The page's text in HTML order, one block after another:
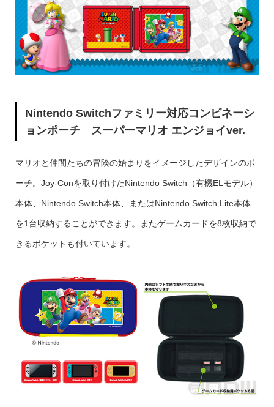
Nintendo Switchファミリー対応コンビネーシ
ョンポーチ スーパーマリオ エンジョイver.
マリオと仲間たちの冒険の始まりをイメージしたデザインのポ
ーチ。Joy-Conを取り付けたNintendo Switch（有機ELモデル）
本体、Nintendo Switch本体、またはNintendo Switch Lite本体
を1台収納することができます。またゲームカードを8枚収納で
きるポケットも付いています。